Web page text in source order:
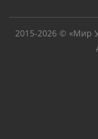
2015-2026 © «Мир